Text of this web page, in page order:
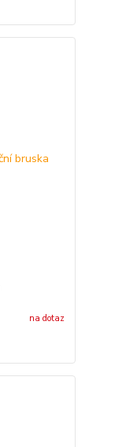
na dotaz